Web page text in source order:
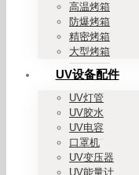
高温烤箱
防爆烤箱
精密烤箱
大型烤箱
UV设备配件
UV灯管
UV胶水
UV电容
口罩机
UV变压器
UV能量计